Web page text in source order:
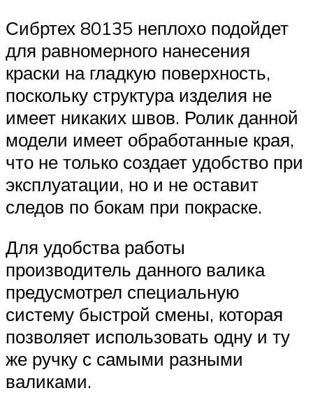
Сибртех 80135 неплохо подойдет
для равномерного нанесения
краски на гладкую поверхность,
поскольку структура изделия не
имеет никаких швов. Ролик данной
модели имеет обработанные края,
что не только создает удобство при
эксплуатации, но и не оставит
следов по бокам при покраске.
Для удобства работы
производитель данного валика
предусмотрел специальную
систему быстрой смены, которая
позволяет использовать одну и ту
же ручку с самыми разными
валиками.